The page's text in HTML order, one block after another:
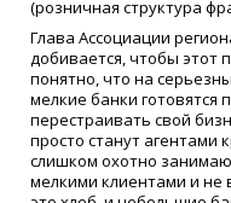
(розничная структура
Глава Ассоциации
добивается, чтобы этот
понятно, что на
мелкие банки
перестраивать свой
просто станут агентами
слишком охотно
мелкими клиентами и не